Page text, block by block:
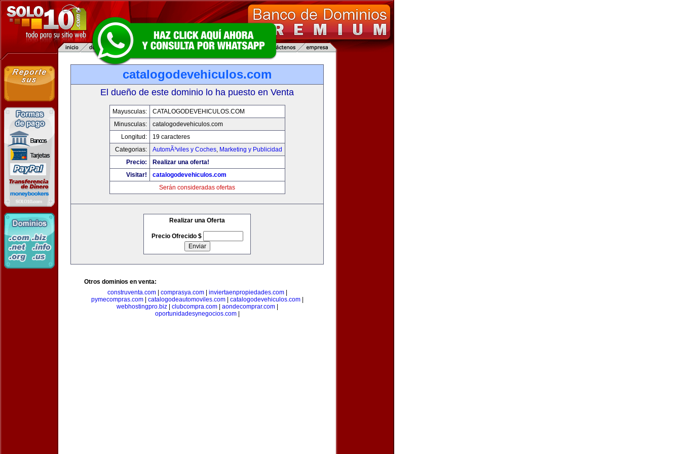
catalogodevehiculos.com
El dueño de este dominio lo ha puesto en Venta
Mayusculas:
CATALOGODEVEHICULOS.COM
Minusculas:
catalogodevehiculos.com
Longitud:
19 caracteres
Categorias:
AutomÃ³viles y Coches, Marketing y Publicidad
Precio:
Realizar una oferta!
Visitar!
catalogodevehiculos.com
Serán consideradas ofertas
Realizar una Oferta
Precio Ofrecido $
Otros dominios en venta:
construventa.com| comprasya.com| inviertaenpropiedades.com|
pymecompras.com| catalogodeautomoviles.com| catalogodevehiculos.com|
webhostingpro.biz| clubcompra.com| aondecomprar.com|
oportunidadesynegocios.com|